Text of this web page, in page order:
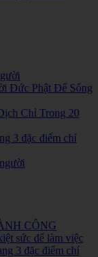
Đức Phật Để Sống
Chỉ Trong 20
3 đặc điểm chí
CÔNG
sức để làm việc
3 đặc điểm chí